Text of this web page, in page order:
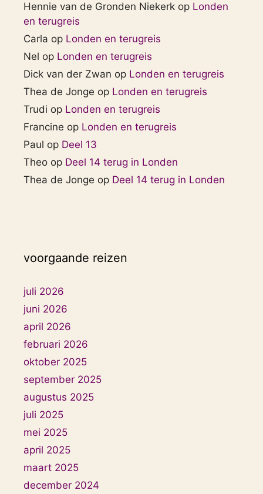
Hennie van de Gronden Niekerk op Londen
en terugreis
Carla op Londen en terugreis
Nel op Londen en terugreis
Dick van der Zwan op Londen en terugreis
Thea de Jonge op Londen en terugreis
Trudi op Londen en terugreis
Francine op Londen en terugreis
Paul op Deel 13
Theo op Deel 14 terug in Londen
Thea de Jonge op Deel 14 terug in Londen
voorgaande reizen
juli 2026
juni 2026
april 2026
februari 2026
oktober 2025
september 2025
augustus 2025
juli 2025
mei 2025
april 2025
maart 2025
december 2024